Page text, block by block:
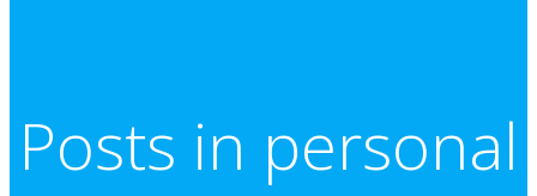
Posts in personal